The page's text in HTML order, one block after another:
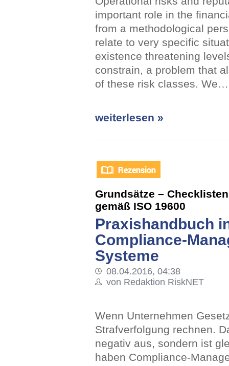
important role in the
from a methodological
relate to very specific
existence threatening
constrain, a problem that
of these risk classes. We…
weiterlesen »
Grundsätze –
gemäß ISO 19600
Praxishandbuch
Compliance-
Systeme
08.04.2016, 04:38
von Redaktion RiskNET
Wenn Unternehmen
Strafverfolgung rechnen.
negativ aus, sondern ist
haben Compliance-